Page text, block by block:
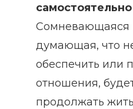
Сомневающаяся
думающая, что
обеспечить или
отношения,
продолжать